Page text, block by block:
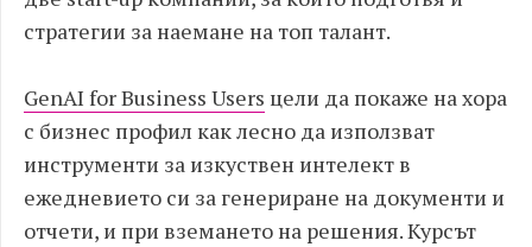
стратегии за наемане на топ талант.
GenAI for Business Users цели да покаже на хора
с бизнес профил как лесно да използват
инструменти за изкуствен интелект в
ежедневието си за генериране на документи и
отчети, и при вземането на решения. Курсът